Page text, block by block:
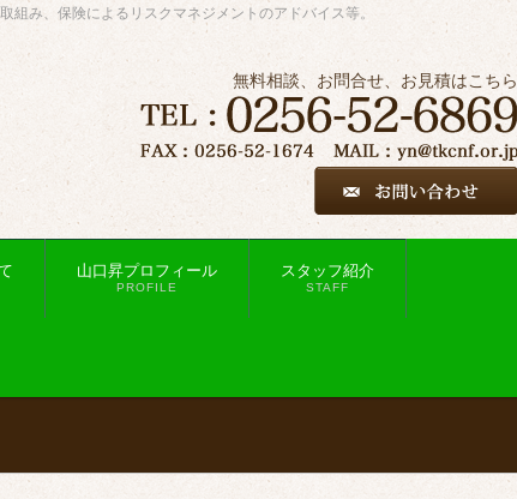
み、保険によるリスクマネジメントのアドバイス等。
無料相談、お問合せ、お見積はこちら
山口昇プロフィール
PROFILE
スタッフ紹介
STAFF